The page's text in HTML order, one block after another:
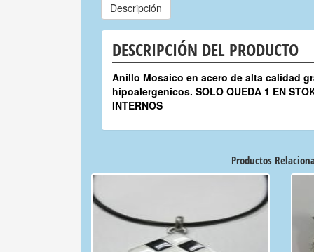
Descripción
DESCRIPCIÓN DEL PRODUCTO
Anillo Mosaico en acero de alta calidad
hipoalergenicos. SOLO QUEDA 1 EN
INTERNOS
Productos